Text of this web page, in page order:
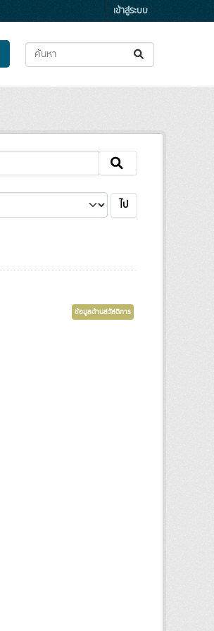
เข้าสู่ระบบ
ไป
ข้อมูลด้านสวัสดิการ